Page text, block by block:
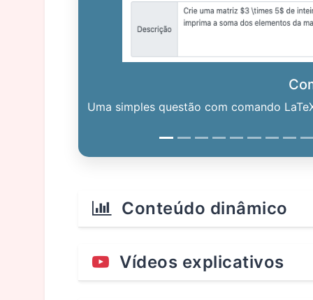
Uma simples questão com comando
Conteúdo dinâmico
Vídeos explicativos